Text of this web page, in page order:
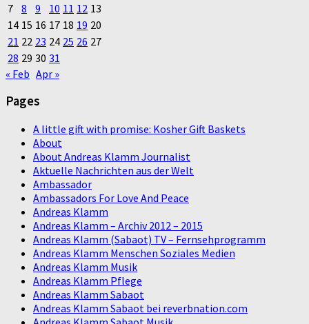
7 8 9 10 11 12 13
14 15 16 17 18 19 20
21 22 23 24 25 26 27
28 29 30 31
« Feb Apr »
Pages
A little gift with promise: Kosher Gift Baskets
About
About Andreas Klamm Journalist
Aktuelle Nachrichten aus der Welt
Ambassador
Ambassadors For Love And Peace
Andreas Klamm
Andreas Klamm – Archiv 2012 – 2015
Andreas Klamm (Sabaot) TV – Fernsehprogramm
Andreas Klamm Menschen Soziales Medien
Andreas Klamm Musik
Andreas Klamm Pflege
Andreas Klamm Sabaot
Andreas Klamm Sabaot bei reverbnation.com